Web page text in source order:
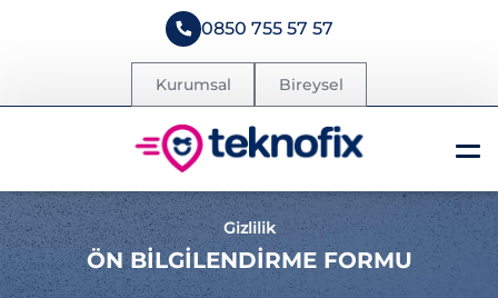
0850 755 57 57
Kurumsal Bireysel
Gizlilik
ÖN BİLGİLENDİRME FORMU